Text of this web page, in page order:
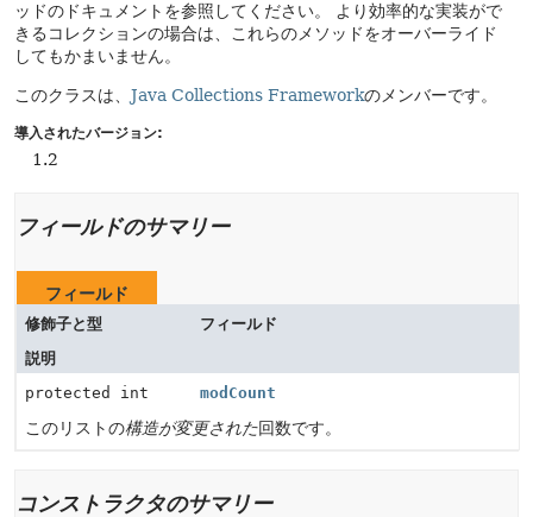
ッドのドキュメントを参照してください。
より効率的な実装がで
きるコレクションの場合は、これらのメソッドをオーバーライド
してもかまいません。
このクラスは、 Java Collections Frameworkのメンバーです。
導入されたバージョン:
1.2
フィールドのサマリー
フィールド
修飾子と型
フィールド
説明
protected int
modCount
このリストの構造が変更された回数です。
コンストラクタのサマリー